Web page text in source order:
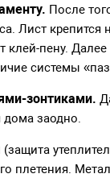
После
Лист
пену.
системы
зонтиками.
дома заодно.
(защита
плетения.